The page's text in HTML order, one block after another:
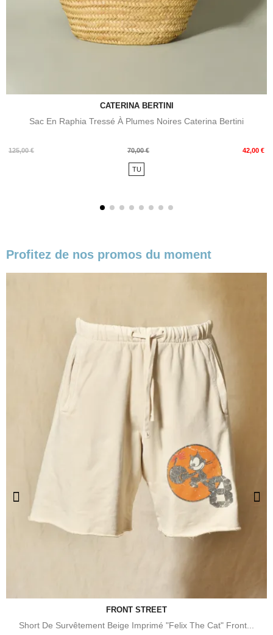
CATERINA BERTINI
Sac En Raphia Tressé À Plumes Noires Caterina Bertini
125,00 €
Prix
70,00 € 42,00 €
Prix
TU
Profitez de nos promos du moment
FRONT STREET
Short De Survêtement Beige Imprimé "Felix The Cat" Front...